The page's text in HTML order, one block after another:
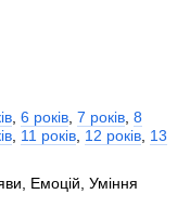
6 років 7 років 8
11 років 12 років 13
Емоцій, Уміння